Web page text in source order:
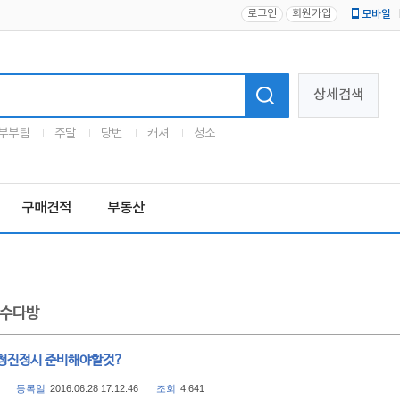
로그인 회원가입 모바일
상세검색
부팀 주말 당번 캐셔 청소
구매견적 부동산
다방
진정시 준비해야할것?
등록일 2016.06.28 17:12:46 조회 4,641